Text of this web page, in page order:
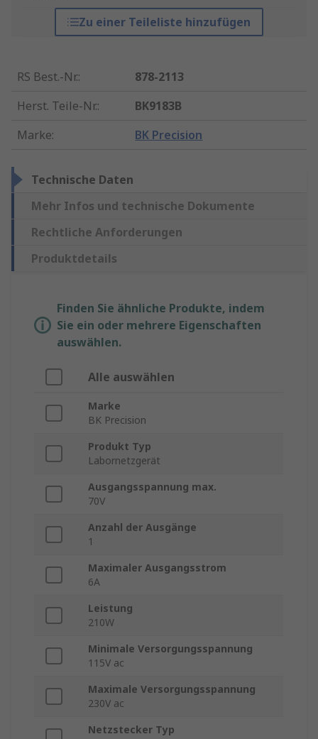
Zu einer Teileliste hinzufügen
RS Best.-Nr.:
878-2113
Herst. Teile-Nr.:
BK9183B
Marke: BK Precision
Technische Daten
Mehr Infos und technische Dokumente
Rechtliche Anforderungen
Produktdetails
Finden Sie ähnliche Produkte, indem
Sie ein oder mehrere Eigenschaften
auswählen.
Alle auswählen
Marke
BK Precision
Produkt Typ
Labornetzgerät
Ausgangsspannung max.
70V
Anzahl der Ausgänge
1
Maximaler Ausgangsstrom
6A
Leistung
210W
Minimale Versorgungsspannung
115V ac
Maximale Versorgungsspannung
230V ac
Netzstecker Typ